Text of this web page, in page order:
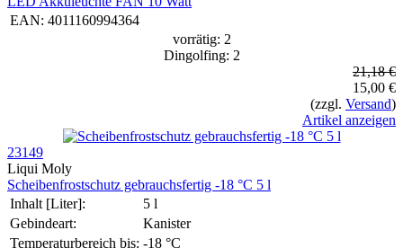
EAN: 4011160994364
vorrätig: 2
Dingolfing: 2
21,18 €
15,00 €
(zzgl. Versand)
Artikel anzeigen
23149
Liqui Moly
Schei­ben­frost­schutz gebrauchs­fertig -18 °C 5 l
Inhalt [Liter]:
5 l
Gebindeart:
Kanister
Temperaturbereich bis: -18 °C